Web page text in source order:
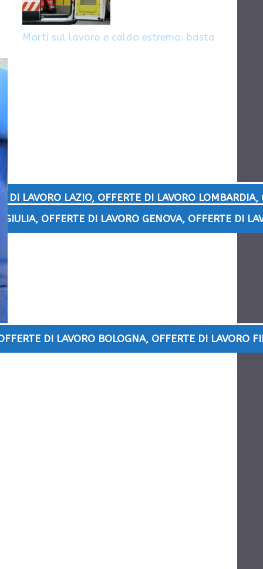
DI LAVORO LAZIO, OFFERTE DI LAVORO LOMBARDIA,
GIULIA, OFFERTE DI LAVORO GENOVA, OFFERTE DI
DI LAVORO BOLOGNA, OFFERTE DI LAVORO
Morti sul lavoro e caldo estremo: basta